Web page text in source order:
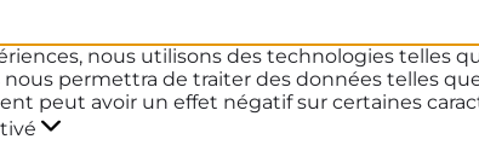
nous utilisons des technologies telles
permettra de traiter des données telles
peut avoir un effet négatif sur certaines